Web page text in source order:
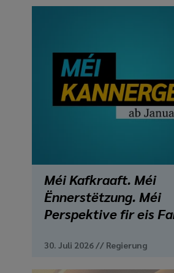
Méi Kafkraaft. Méi
Ënnerstëtzung. Méi
Perspektive fir eis
30. Juli 2026 // Regierung